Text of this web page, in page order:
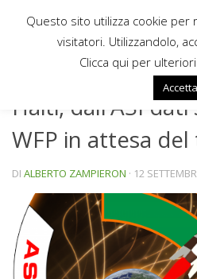
Sotto il contenuto
Haiti, dall’ASI
WFP in attesa
DI ALBERTO ZAMPIERON · 12
Questo sito utilizza cookie per
visitatori. Utilizzandolo,
Clicca qui per ulteriori
Accetta